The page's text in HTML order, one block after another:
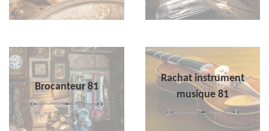
Brocanteur 81
Rachat instrument
musique 81